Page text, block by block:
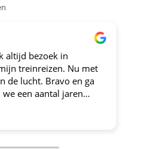
in
Nu met
en ga
jaren
om je te